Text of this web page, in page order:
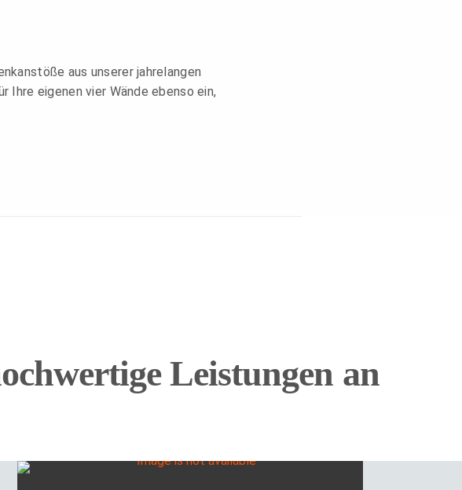
aus unserer jahrelangen
eigenen vier Wände ebenso ein,
Leistungen an